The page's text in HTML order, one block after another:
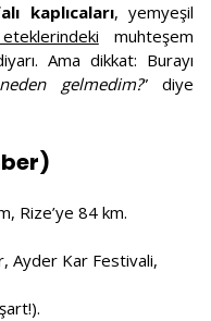
kaplıcaları, yemyeşil
muhteşem
Ama dikkat: Burayı
gelmedim?” diye
Rize’ye 84 km.
Ayder Kar Festivali,